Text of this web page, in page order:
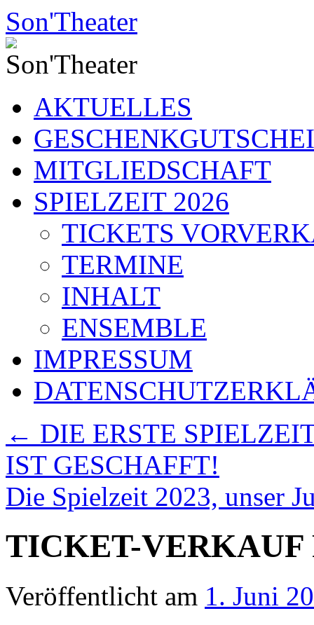
Zum
Inhalt
springen
Son'Theater
AKTUELLES
MITGLIEDSCHAFT
SPIELZEIT 2026
TICKETS
TERMINE
INHALT
ENSEMBLE
IMPRESSUM
← DIE ERSTE
IST GESCHAFFT!
Die Spielzeit 2023, unser
TICKET-VERKAUF
Veröffentlicht am 1. Juni